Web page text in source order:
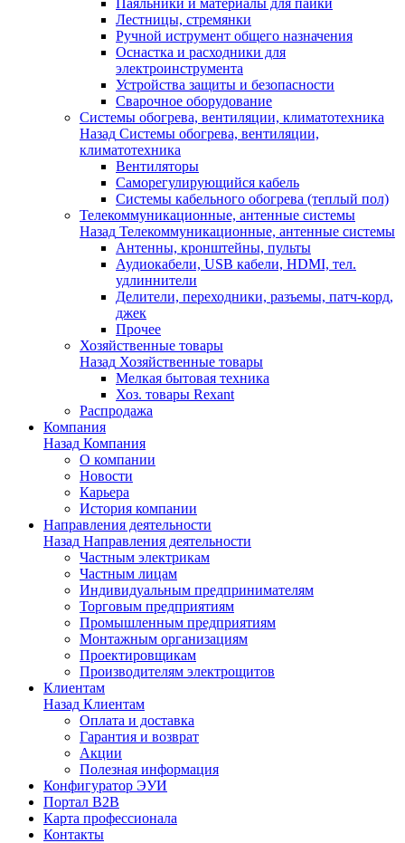
Паяльники и материалы для пайки
Лестницы, стремянки
Ручной иструмент общего назначения
Оснастка и расходники для
электроинструмента
Устройства защиты и безопасности
Сварочное оборудование
Системы обогрева, вентиляции, климатотехника
Назад Системы обогрева, вентиляции,
климатотехника
Вентиляторы
Саморегулирующийся кабель
Системы кабельного обогрева (теплый пол)
Телекоммуникационные, антенные системы
Назад Телекоммуникационные, антенные системы
Антенны, кронштейны, пульты
Аудиокабели, USB кабели, HDMI, тел.
удлиннители
Делители, переходники, разъемы, патч-корд,
джек
Прочее
Хозяйственные товары
Назад Хозяйственные товары
Мелкая бытовая техника
Хоз. товары Rexant
Распродажа
Компания
Назад Компания
О компании
Новости
Карьера
История компании
Направления деятельности
Назад Направления деятельности
Частным электрикам
Частным лицам
Индивидуальным предпринимателям
Торговым предприятиям
Промышленным предприятиям
Монтажным организациям
Проектировщикам
Производителям электрощитов
Клиентам
Назад Клиентам
Оплата и доставка
Гарантия и возврат
Акции
Полезная информация
Конфигуратор ЭУИ
Портал B2B
Карта профессионала
Контакты